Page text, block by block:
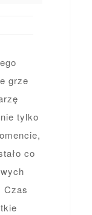
grze
tylko
co
Czas